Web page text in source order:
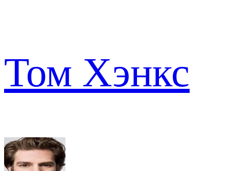
Том Хэнкс